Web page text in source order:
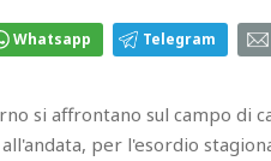
Whatsapp Telegram
si affrontano sul campo di
per l'esordio